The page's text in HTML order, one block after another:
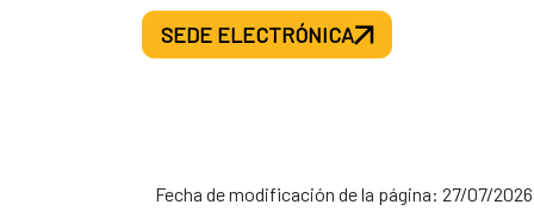
Oficina de la Cooperación Española: Túnez
Oficina de la Cooperación Española:
SEDE ELECTRÓNICA
Fecha de modificación de la página: 27/07/2026